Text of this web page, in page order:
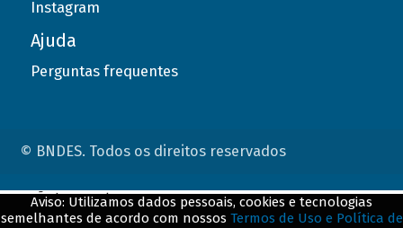
Instagram
Ajuda
Perguntas frequentes
© BNDES. Todos os direitos reservados
Aviso: Utilizamos dados pessoais, cookies e tecnologias
semelhantes de acordo com nossos Termos de Uso e Política de
ConteÃºdo complementar